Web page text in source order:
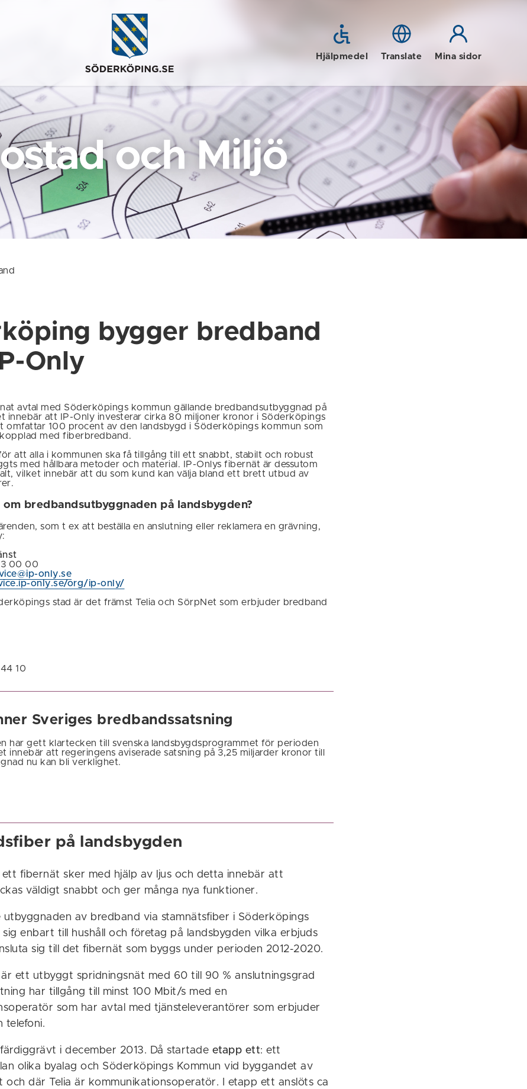
Hjälpmedel Translate Mina sidor
och Miljö
bygger bredband
Only
avtal med Söderköpings kommun gällande bredbandsutbyggnad på
innebär att IP-Only investerar cirka 80 miljoner kronor i Söderköpings
omfattar 100 procent av den landsbygd i Söderköpings kommun som
med fiberbredband.
att alla i kommunen ska få tillgång till ett snabbt, stabilt och robust
med hållbara metoder och material. IP-Onlys fibernät är dessutom
vilket innebär att du som kund kan välja bland ett brett utbud av
om bredbandsutbyggnaden på landsbygden?
som t ex att beställa en anslutning eller reklamera en grävning,
00 00
only.se
only.se/org/ip-only/
stad är det främst Telia och SörpNet som erbjuder bredband
10
Sveriges bredbandssatsning
har gett klartecken till svenska landsbygdsprogrammet för perioden
innebär att regeringens aviserade satsning på 3,25 miljarder kronor till
nu kan bli verklighet.
på landsbygden
fibernät sker med hjälp av ljus och detta innebär att
väldigt snabbt och ger många nya funktioner.
utbyggnaden av bredband via stamnätsfiber i Söderköpings
enbart till hushåll och företag på landsbygden vilka erbjuds
sig till det fibernät som byggs under perioden 2012-2020.
ett utbyggt spridningsnät med 60 till 90 % anslutningsgrad
har tillgång till minst 100 Mbit/s med en
som har avtal med tjänsteleverantörer som erbjuder
telefoni.
i december 2013. Då startade etapp ett: ett
olika byalag och Söderköpings Kommun vid byggandet av
och där Telia är kommunikationsoperatör. I etapp ett anslöts ca